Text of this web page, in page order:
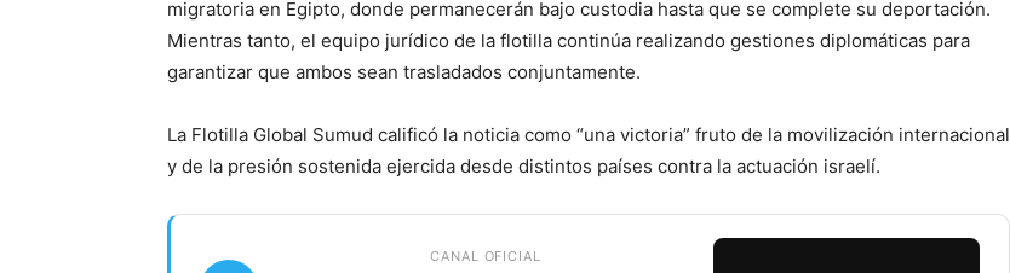
migratoria en Egipto, donde permanecerán bajo custodia hasta que se complete su deportación.
Mientras tanto, el equipo jurídico de la flotilla continúa realizando gestiones diplomáticas para
garantizar que ambos sean trasladados conjuntamente.
La Flotilla Global Sumud calificó la noticia como “una victoria” fruto de la movilización internacional
y de la presión sostenida ejercida desde distintos países contra la actuación israelí.
CANAL OFICIAL